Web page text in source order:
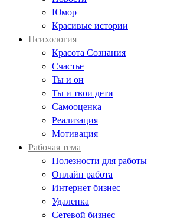
Юмор
Красивые истории
Психология
Красота Сознания
Счастье
Ты и он
Ты и твои дети
Самооценка
Реализация
Мотивация
Рабочая тема
Полезности для работы
Онлайн работа
Интернет бизнес
Удаленка
Сетевой бизнес